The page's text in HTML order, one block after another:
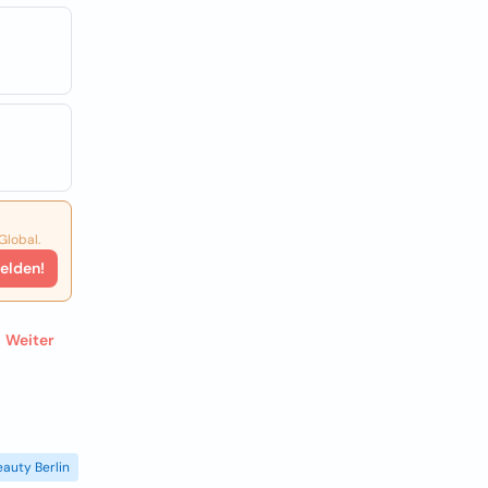
Weiter
Berlin